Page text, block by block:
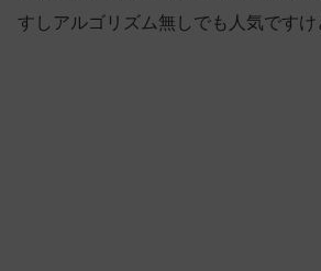
すしアルゴリズム無しでも人気ですけ